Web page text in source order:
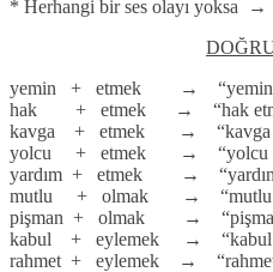
* Herhangi bir ses olayı yoksa →
yemin + etmek → “yemin
hak + etmek → “hak
kavga + etmek → “kavga
yolcu + etmek → “yolcu
yardım + etmek →
mutlu + olmak → “mutlu
pişman + olmak →
kabul + eylemek → “kabul
rahmet + eylemek → “rahmet